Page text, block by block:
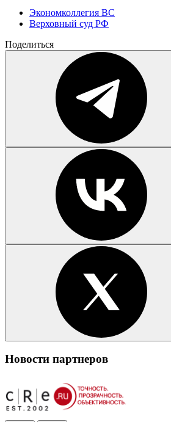
Экономколлегия ВС
Верховный суд РФ
Поделиться
Новости партнеров